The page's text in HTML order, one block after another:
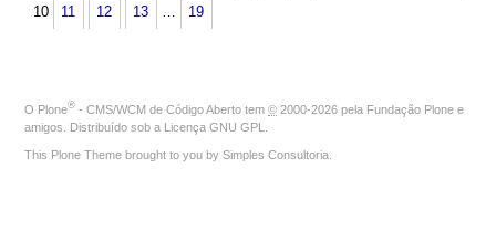
10 11 12 13 … 19
O Plone® - CMS/WCM de Código Aberto tem © 2000-2026 pela Fundação Plone e
amigos. Distribuído sob a Licença GNU GPL
This Plone Theme brought to you by Simples Consultoria